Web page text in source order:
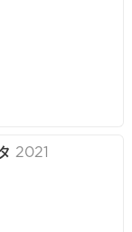
2021